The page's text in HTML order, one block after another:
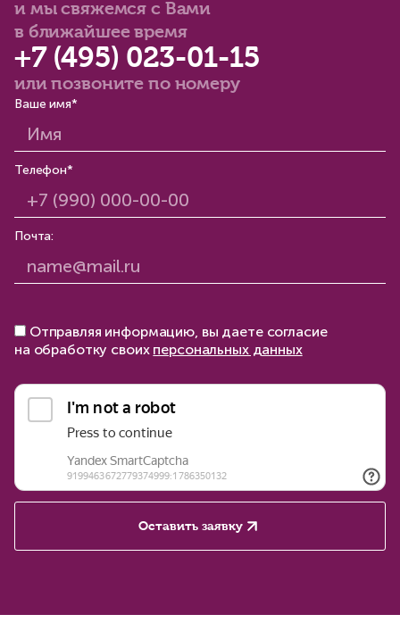
и мы свяжемся с Вами
в ближайшее время
+7 (495) 023-01-15
или позвоните по номеру
Ваше имя*
Телефон*
Почта:
Отправляя информацию, вы даете согласие
на обработку своих персональных данных
Оставить заявку